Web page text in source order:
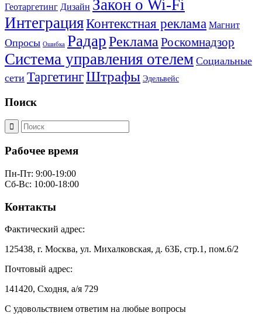
Геотаргетинг Дизайн Закон о Wi-Fi
ИнтеграцияКонтекстная реклама Магнит
Опросы Ошибка РадарРеклама Роскомнадзор
Система управления отелем Социальные
сети ТаргетингШтрафы Эдельвейс
Поиск
Рабочее время
Пн-Пт: 9:00-19:00
Сб-Вс: 10:00-18:00
Контакты
Фактический адрес:
125438, г. Москва, ул. Михалковская, д. 63Б, стр.1, пом.6/2
Почтовый адрес:
141420, Сходня, а/я 729
С удовольствием ответим на любые вопросы